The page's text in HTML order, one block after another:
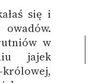
się i
w
jajek
królowej,